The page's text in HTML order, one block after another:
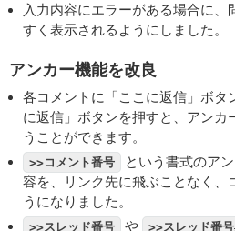
入力内容にエラーがある場合に
すく表示されるようにしました。
アンカー機能を改良
各コメントに「ここに返信」ボタ
に返信」ボタンを押すと、アンカ
うことができます。
>>コメント番号
という書式のア
容を、リンク先に飛ぶことなく、
うになりました。
>>スレッド番号 や >>スレッド番